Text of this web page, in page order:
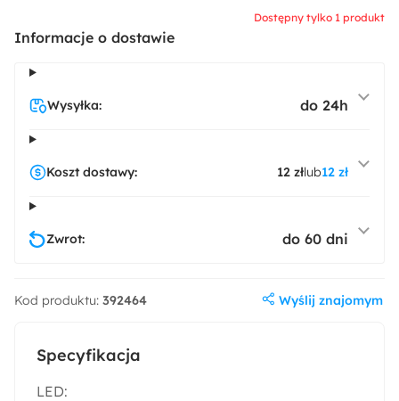
Specyfikacja
LED:
Dostępny tylko 1 produkt
Informacje o dostawie
Wysyłka: do 24h
Koszt dostawy: 12 złlub12 zł
Zwrot: do 60 dni
Kod produktu: 392464 Wyślij znajomym